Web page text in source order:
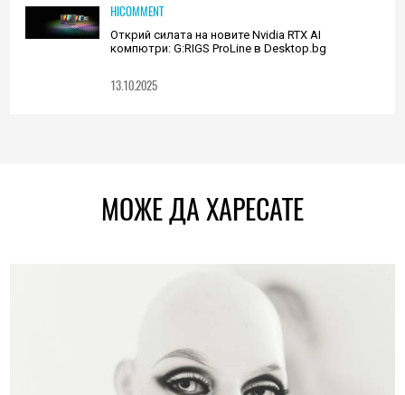
HICOMMENT
Открий силата на новите Nvidia RTX AI
компютри: G:RIGS ProLine в Desktop.bg
13.10.2025
МОЖЕ ДА ХАРЕСАТЕ